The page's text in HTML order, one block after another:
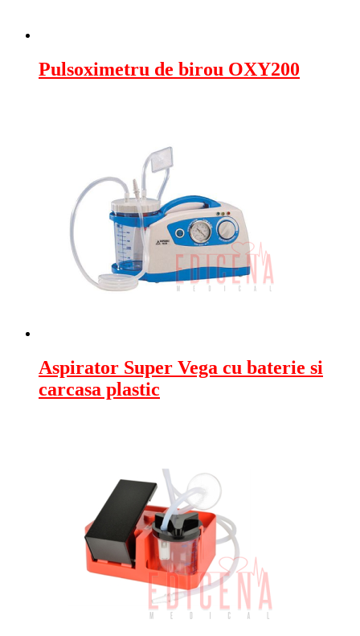
Pulsoximetru de birou OXY200
Aspirator Super Vega cu baterie si
carcasa plastic